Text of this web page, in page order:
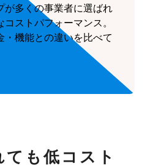
が多くの事業者に選ばれ
ストパフォーマンス。
・機能との違いを比べて
も低コスト